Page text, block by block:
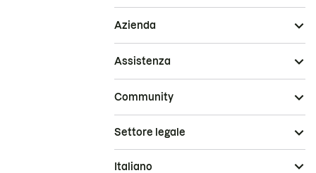
Azienda
Assistenza
Community
Settore legale
Italiano